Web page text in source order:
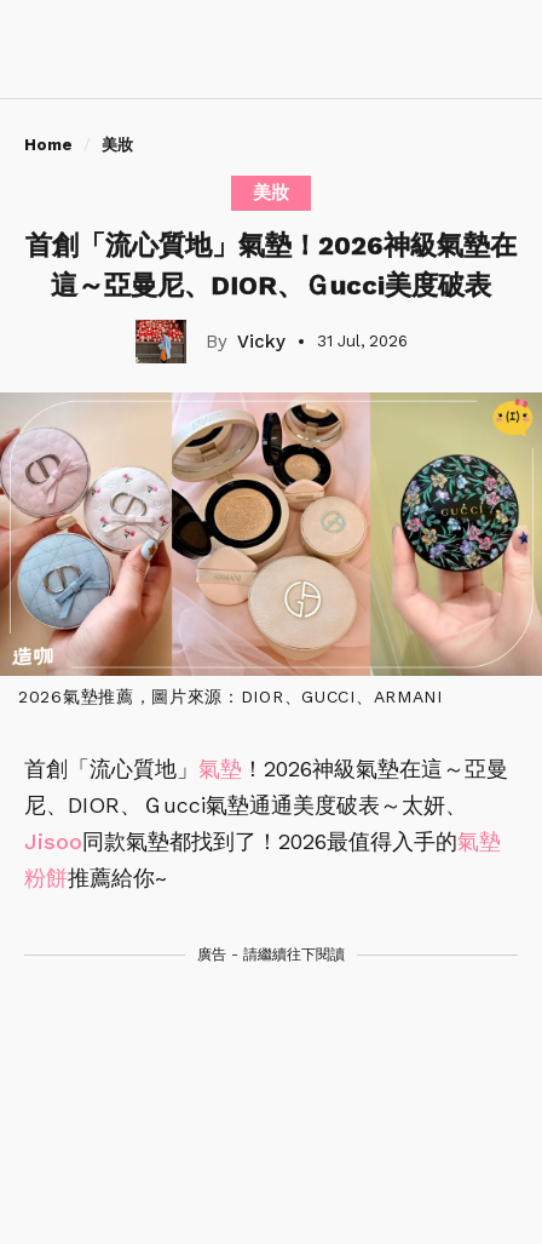
Home 美妝
美妝
首創「流心質地」氣墊！2026神級氣墊在
這～亞曼尼、DIOR、Ｇucci美度破表
Vicky 31 Jul, 2026
2026氣墊推薦，圖片來源：DIOR、GUCCI、ARMANI
首創「流心質地」 氣墊 ！2026神級氣墊在這～亞曼
尼、DIOR、Ｇucci氣墊通通美度破表～太妍、
Jisoo同款氣墊都找到了！2026最值得入手的氣墊
粉餅推薦給你~
廣告 - 請繼續往下閱讀